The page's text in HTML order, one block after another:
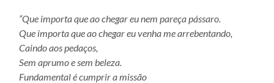
“Que importa que ao chegar eu nem pareça pássaro.
Que importa que ao chegar eu venha me arrebentando,
Caindo aos pedaços,
Sem aprumo e sem beleza.
Fundamental é cumprir a missão